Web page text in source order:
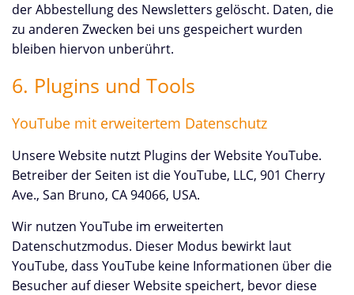
der Abbestellung des Newsletters gelöscht. Daten, die
zu anderen Zwecken bei uns gespeichert wurden
bleiben hiervon unberührt.
6. Plugins und Tools
YouTube mit erweitertem Datenschutz
Unsere Website nutzt Plugins der Website YouTube.
Betreiber der Seiten ist die YouTube, LLC, 901 Cherry
Ave., San Bruno, CA 94066, USA.
Wir nutzen YouTube im erweiterten
Datenschutzmodus. Dieser Modus bewirkt laut
YouTube, dass YouTube keine Informationen über die
Besucher auf dieser Website speichert, bevor diese